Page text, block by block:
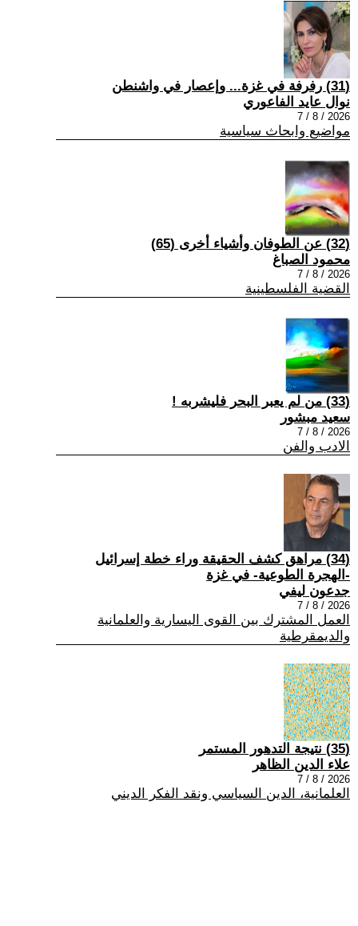
(31) رفرفة في غزة... وإعصار في واشنطن
نوال عايد الفاعوري
2026 / 8 / 7
مواضيع وابحاث سياسية
(32) عن الطوفان وأشياء أخرى (65)
محمود الصباغ
2026 / 8 / 7
القضية الفلسطينية
(33) من لم يعبر البحر فليشربه !
سعيد مبشور
2026 / 8 / 7
الادب والفن
(34) مراهق كشف الحقيقة وراء خطة إسرائيل
-الهجرة الطوعية- في غزة
جدعون ليفي
2026 / 8 / 7
العمل المشترك بين القوى اليسارية والعلمانية
والديمقرطية
(35) نتيجة التدهور المستمر
علاء الدين الظاهر
2026 / 8 / 7
العلمانية، الدين السياسي ونقد الفكر الديني